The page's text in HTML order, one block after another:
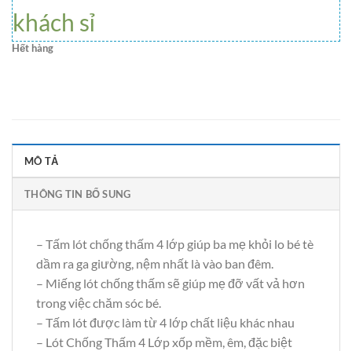
khách sỉ
Hết hàng
MÔ TẢ
THÔNG TIN BỔ SUNG
– Tấm lót chống thấm 4 lớp giúp ba mẹ khỏi lo bé tè
dầm ra ga giường, nệm nhất là vào ban đêm.
– Miếng lót chống thấm sẽ giúp mẹ đỡ vất vả hơn
trong việc chăm sóc bé.
– Tấm lót được làm từ 4 lớp chất liệu khác nhau
– Lót Chống Thấm 4 Lớp xốp mềm, êm, đặc biệt